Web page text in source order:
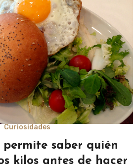
Curiosidades
permite saber quién
kilos antes de hacer